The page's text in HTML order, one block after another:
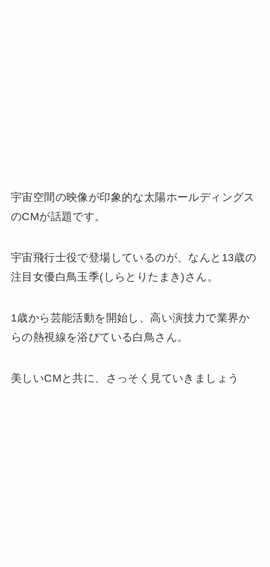
宇宙空間の映像が印象的な太陽ホールディングス
のCMが話題です。
宇宙飛行士役で登場しているのが、なんと13歳の
注目女優白鳥玉季(しらとりたまき)さん。
1歳から芸能活動を開始し、高い演技力で業界か
らの熱視線を浴びている白鳥さん。
美しいCMと共に、さっそく見ていきましょう